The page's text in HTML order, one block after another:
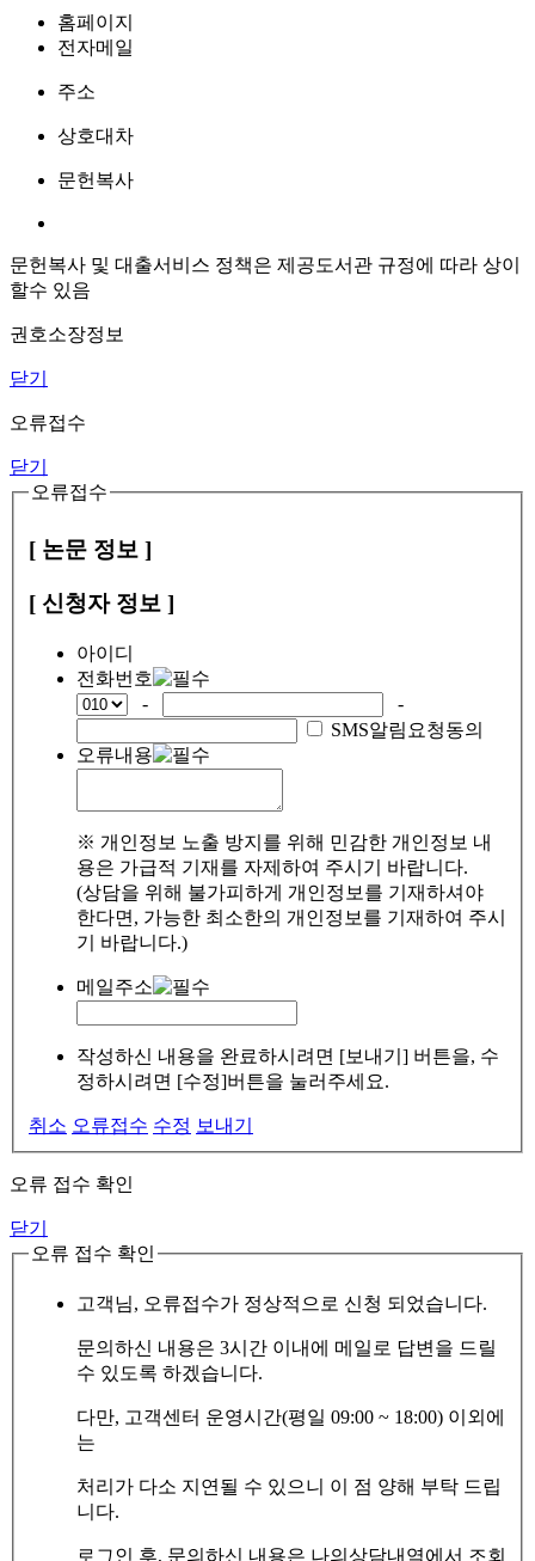
홈페이지
전자메일
주소
상호대차
문헌복사
문헌복사 및 대출서비스 정책은 제공도서관 규정에 따라 상이
할수 있음
권호소장정보
닫기
오류접수
닫기
오류접수
[ 논문 정보 ]
[ 신청자 정보 ]
아이디
전화번호
-
-
SMS알림요청동의
오류내용
※ 개인정보 노출 방지를 위해 민감한 개인정보 내
용은 가급적 기재를 자제하여 주시기 바랍니다.
(상담을 위해 불가피하게 개인정보를 기재하셔야
한다면, 가능한 최소한의 개인정보를 기재하여 주시
기 바랍니다.)
메일주소
작성하신 내용을 완료하시려면 [보내기] 버튼을, 수
정하시려면 [수정]버튼을 눌러주세요.
취소 오류접수 수정 보내기
오류 접수 확인
닫기
오류 접수 확인
고객님, 오류접수가 정상적으로 신청 되었습니다.
문의하신 내용은 3시간 이내에 메일로 답변을 드릴
수 있도록 하겠습니다.
다만, 고객센터 운영시간(평일 09:00 ~ 18:00) 이외에
는
처리가 다소 지연될 수 있으니 이 점 양해 부탁 드립
니다.
로그인 후, 문의하신 내용은 나의상담내역에서 조회